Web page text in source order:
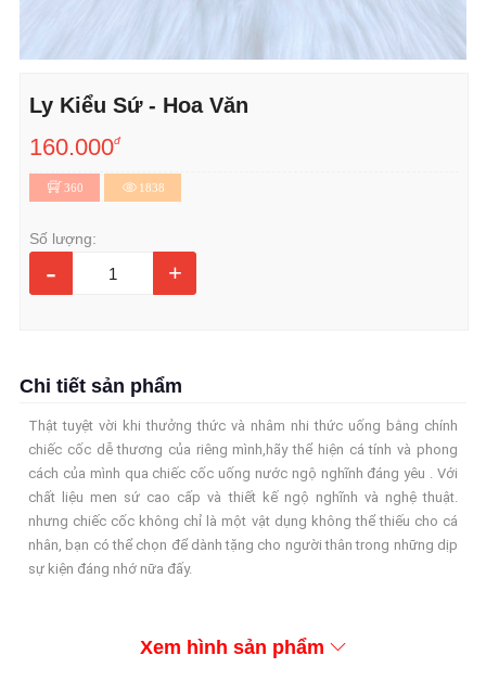
Ly Kiểu Sứ - Hoa Văn
160.000đ
360 1838
Số lượng:
- +
Chi tiết sản phẩm
Thật tuyệt vời khi thưởng thức và nhâm nhi thức uống bằng chính
chiếc cốc dễ thương của riêng mình,hãy thể hiện cá tính và phong
cách của mình qua chiếc cốc uống nước ngộ nghĩnh đáng yêu . Với
chất liệu men sứ cao cấp và thiết kế ngộ nghĩnh và nghệ thuật.
nhưng chiếc cốc không chỉ là một vật dụng không thể thiếu cho cá
nhân, bạn có thể chọn để dành tặng cho người thân trong những dịp
sự kiện đáng nhớ nữa đấy.
Xem hình sản phẩm